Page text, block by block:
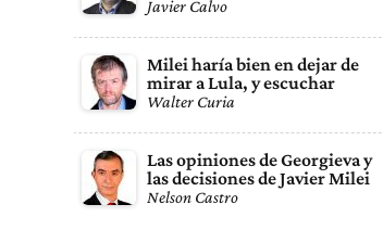
Javier Calvo
Milei haría bien en dejar de
mirar a Lula, y escuchar
Walter Curia
Las opiniones de Georgieva y
las decisiones de Javier Milei
Nelson Castro